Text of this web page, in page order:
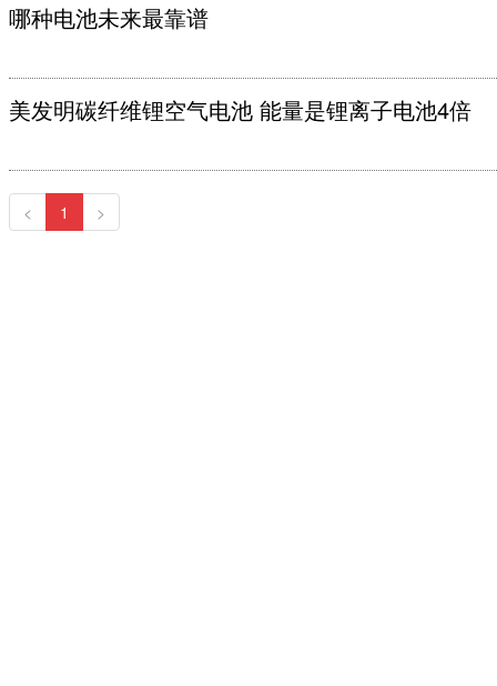
哪种电池未来最靠谱
美发明碳纤维锂空气电池 能量是锂离子电池4倍
< 1 >